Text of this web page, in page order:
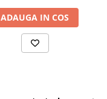
ADAUGA IN COS